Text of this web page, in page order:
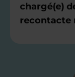
chargé(e)
recontacte